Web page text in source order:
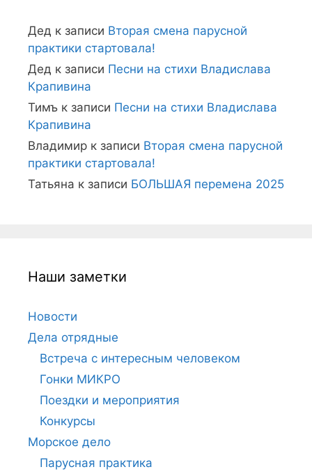
Дед к записи Вторая смена парусной
практики стартовала!
Дед к записи Песни на стихи Владислава
Крапивина
Тимъ к записи Песни на стихи Владислава
Крапивина
Владимир к записи Вторая смена парусной
практики стартовала!
Татьяна к записи БОЛЬШАЯ перемена 2025
Наши заметки
Новости
Дела отрядные
Встреча с интересным человеком
Гонки МИКРО
Поездки и мероприятия
Конкурсы
Морское дело
Парусная практика